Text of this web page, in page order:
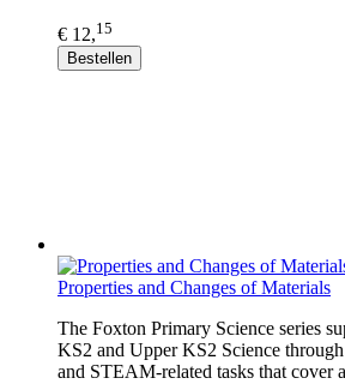
€ 12,15
Bestellen
Properties and Changes of Materials
The Foxton Primary Science series
KS2 and Upper KS2 Science
and STEAM-related tasks that cover